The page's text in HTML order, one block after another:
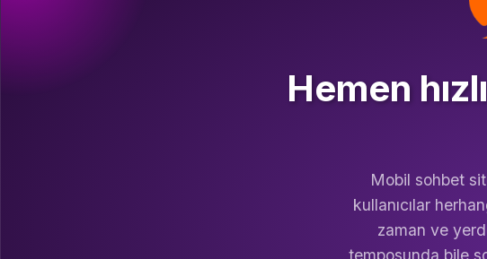
Hemen
Mobil sohbet
kullanıcılar
zaman ve
temposunda bile